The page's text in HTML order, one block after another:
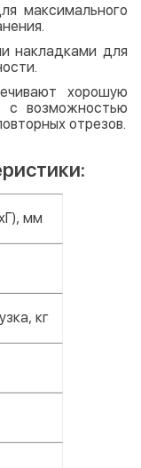
максимального
накладками для
хорошую
с возможностью
отрезов.
мм
кг